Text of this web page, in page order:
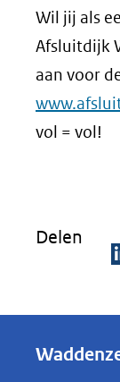
Wil jij als
Afsluitdijk
aan voor
vol = vol!
Delen